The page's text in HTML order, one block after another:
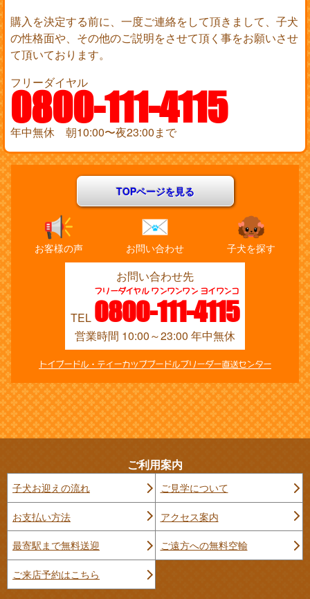
購入を決定する前に、一度ご連絡をして頂きまして、子犬
の性格面や、その他のご説明をさせて頂く事をお願いさせ
て頂いております。
フリーダイヤル
0800-111-4115
年中無休 朝10:00〜夜23:00まで
TOPページを見る
お客様の声 お問い合わせ 子犬を探す
お問い合わせ先
TEL 0800-111-4115
フリーダイヤル ワンワンワン ヨイワンコ
営業時間 10:00～23:00 年中無休
トイプードル・ティーカッププードルブリーダー直送センター
ご利用案内
子犬お迎えの流れ ご見学について
お支払い方法 アクセス案内
最寄駅まで無料送迎 ご遠方への無料空輸
ご来店予約はこちら